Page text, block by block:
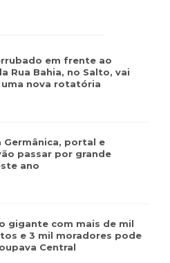
em frente ao
Rua Bahia, no Salto, vai
uma nova rotatória
Germânica, portal e
passar por grande
ano
gigante com mais de mil
e 3 mil moradores pode
Central